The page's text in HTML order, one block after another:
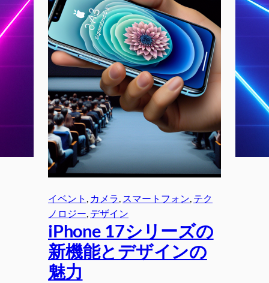
イベント , カメラ, スマートフォン, テク
ノロジー, デザイン
iPhone 17シリーズの
新機能とデザインの
魅力